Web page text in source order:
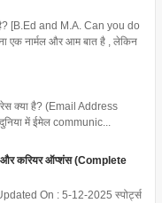
[B.Ed and M.A. Can you do
नार्मल और आम बात है , लेकिन
क्या है? (Email Address
में ईमेल communic...
और करियर ऑप्शंस (Complete
On : 5-12-2025 स्पोर्ट्स